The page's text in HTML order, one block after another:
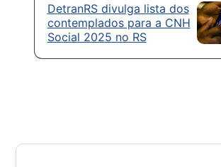
DetranRS divulga lista dos
contemplados para a CNH
Social 2025 no RS